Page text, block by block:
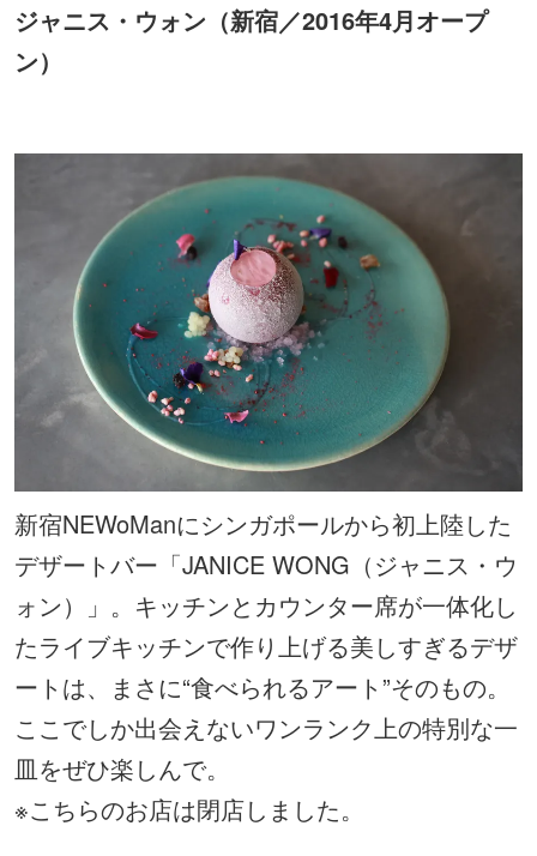
ジャニス・ウォン（新宿／2016年4月オープ
ン）
新宿NEWoManにシンガポールから初上陸した
デザートバー「JANICE WONG（ジャニス・ウ
ォン）」。キッチンとカウンター席が一体化し
たライブキッチンで作り上げる美しすぎるデザ
ートは、まさに“食べられるアート”そのもの。
ここでしか出会えないワンランク上の特別な一
皿をぜひ楽しんで。
※こちらのお店は閉店しました。